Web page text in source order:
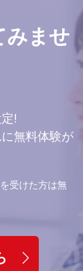
みませ
!
無料体験が
受けた方は無